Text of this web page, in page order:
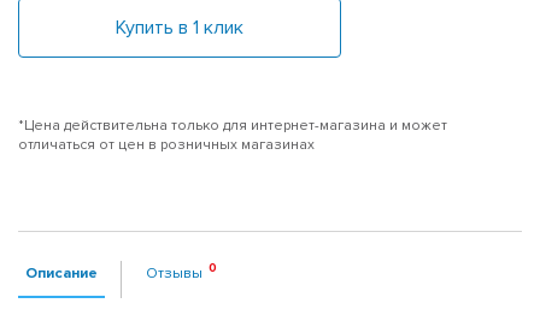
Купить в 1 клик
*Цена действительна только для интернет-магазина и может
отличаться от цен в розничных магазинах
Описание Отзывы